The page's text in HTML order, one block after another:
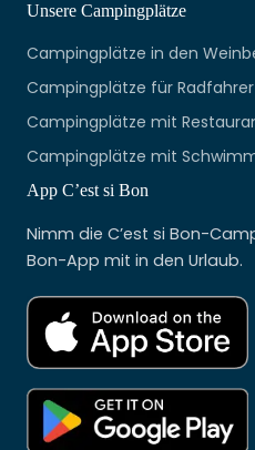
Unsere Campingplätze
Campingplätze in den
Campingplätze für Radfahrer
Campingplätze mit
Campingplätze mit
App C’est si Bon
Nimm die C’est si Bon-
Bon-App mit in den Urlaub.